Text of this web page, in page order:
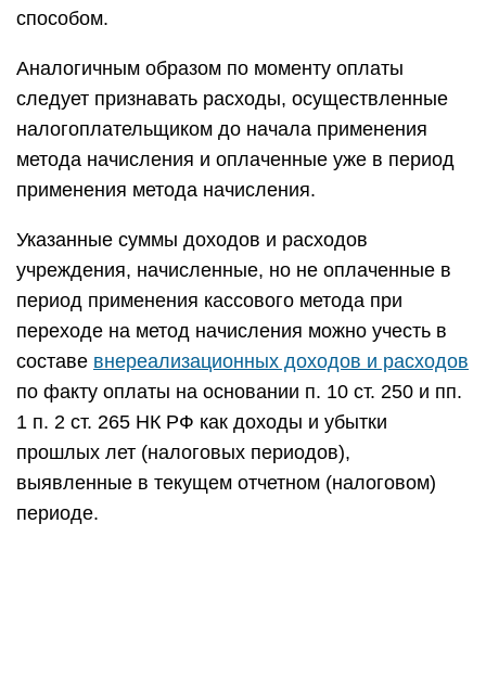
способом.
Аналогичным образом по моменту оплаты
следует признавать расходы, осуществленные
налогоплательщиком до начала применения
метода начисления и оплаченные уже в период
применения метода начисления.
Указанные суммы доходов и расходов
учреждения, начисленные, но не оплаченные в
период применения кассового метода при
переходе на метод начисления можно учесть в
составе внереализационных доходов и расходов
по факту оплаты на основании п. 10 ст. 250 и пп.
1 п. 2 ст. 265 НК РФ как доходы и убытки
прошлых лет (налоговых периодов),
выявленные в текущем отчетном (налоговом)
периоде.